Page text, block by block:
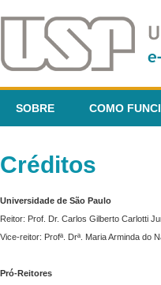
SOBRE COMO
Créditos
Universidade de São Paulo
Reitor: Prof. Dr. Carlos Gilberto Carlotti
Vice-reitor: Profª. Drª. Maria Arminda do
Pró-Reitores